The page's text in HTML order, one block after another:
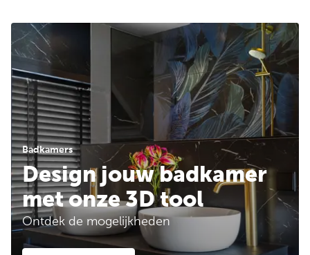
Badkamers
Design jouw badkamer
met onze 3D tool
Ontdek de mogelijkheden